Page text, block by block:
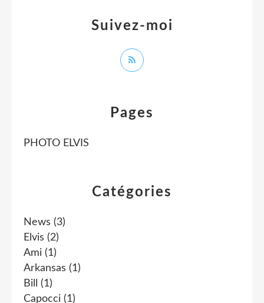
Catégories
News (3)
Elvis (2)
Ami (1)
Arkansas (1)
Bill
(1)
Capocci (1)
Pages
PHOTO ELVIS
Suivez-moi